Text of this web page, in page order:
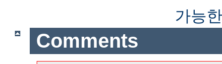
가능
Comments